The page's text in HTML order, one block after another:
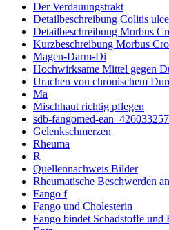
Der Verdauungstrakt
Detailbeschreibung Colitis
Detailbeschreibung Morbus
Kurzbeschreibung Morbus
Magen-Darm-Di
Hochwirksame Mittel gegen
Urachen von chronischem
Ma
Mischhaut richtig pflegen
sdb-fangomed-
Gelenkschmerzen
Rheuma
R
Quellennachweis Bilder
Rheumatische Beschwerden
Fango f
Fango und Cholesterin
Fango bindet Schadstoffe und